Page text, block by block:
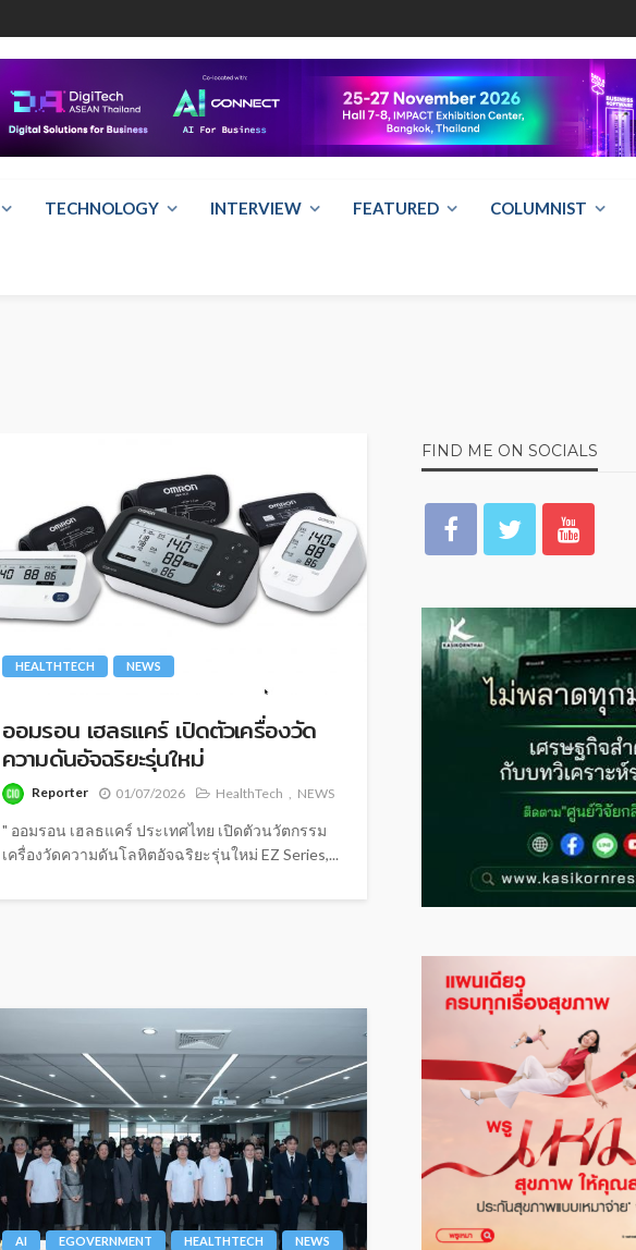
TECHNOLOGY INTERVIEW FEATURED COLUMNIST
HEALTHTECH NEWS
ออมรอน เฮลธแคร์ เปิดตัวเครื่องวัด
ความดันอัจฉริยะรุ่นใหม่
Reporter 01/07/2026 HealthTech NEWS
" ออมรอน เฮลธแคร์ ประเทศไทย เปิดตัวนวัตกรรม
เครื่องวัดความดันโลหิตอัจฉริยะรุ่นใหม่ EZ Series,...
AI EGOVERNMENT HEALTHTECH NEWS
FIND ME ON SOCIALS